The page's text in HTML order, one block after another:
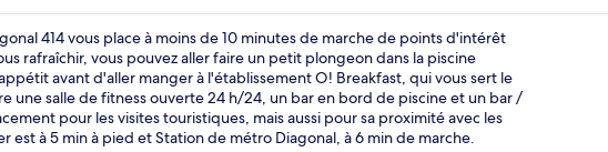
Terrasse sur le toit
414 vous place à moins de 10 minutes de marche de points d'intérêt
rafraîchir, vous pouvez aller faire un petit plongeon dans la piscine
avant d'aller manger à l'établissement O! Breakfast, qui vous sert le
une salle de fitness ouverte 24 h/24, un bar en bord de piscine et un bar /
pour les visites touristiques, mais aussi pour sa proximité avec les
à 5 min à pied et Station de métro Diagonal, à 6 min de marche.